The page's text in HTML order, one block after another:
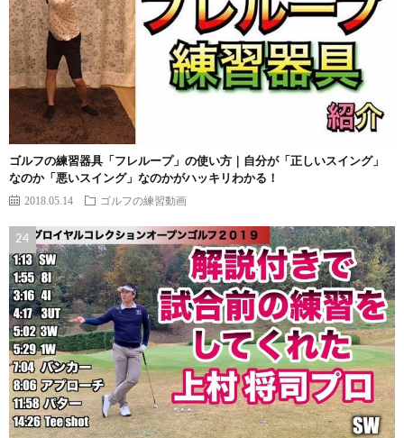
ゴルフの練習器具「フレループ」の使い方｜自分が「正しいスイング」
なのか「悪いスイング」なのかがハッキリわかる！
2018.05.14 ゴルフの練習動画